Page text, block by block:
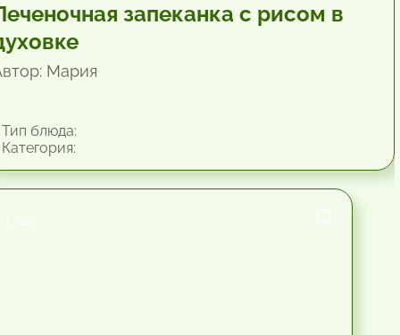
запеканка с рисом в
Мария
блюда: